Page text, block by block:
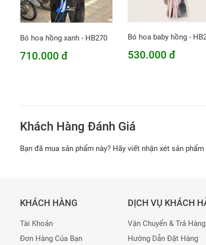
Bó hoa hồng xanh - HB270
710.000 đ
Bó hoa baby hồng -
530.000 đ
Khách Hàng Đánh Giá
Bạn đã mua sản phẩm này? Hãy viết nhận xét sản
KHÁCH HÀNG
Tài Khoản
Đơn Hàng Của Bạn
DỊCH VỤ KHÁCH
Vận Chuyển & Trả Hàng
Hướng Dẫn Đặt Hàng